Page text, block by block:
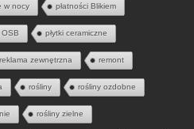
w nocy płatności Blikiem
OSB płytki ceramiczne
reklama zewnętrzna remont
rośliny rośliny ozdobne
rośliny zielne